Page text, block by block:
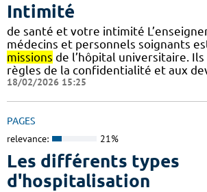
Intimité
de santé et votre intimité
médecins et personnels soignants
missions de l’hôpital universitaire.
règles de la confidentialité et aux
18/02/2026 15:25
PAGES
relevance: 21%
Les différents types
d'hospitalisation